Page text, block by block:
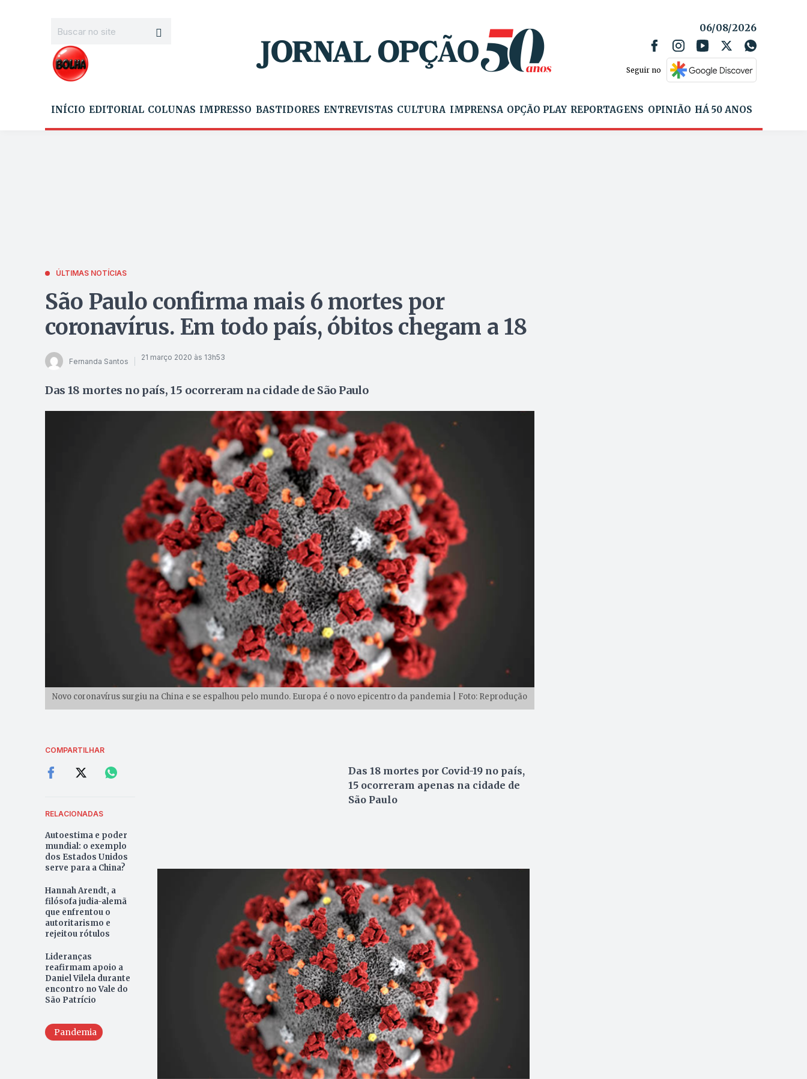
06/08/2026
Seguir no
INÍCIO EDITORIAL COLUNAS IMPRESSO BASTIDORES ENTREVISTAS CULTURA IMPRENSA OPÇÃO PLAY REPORTAGENS OPINIÃO HÁ 50 ANOS
ÚLTIMAS NOTÍCIAS
São Paulo confirma mais 6 mortes por
coronavírus. Em todo país, óbitos chegam a 18
Fernanda Santos 21 março 2020 às 13h53
Das 18 mortes no país, 15 ocorreram na cidade de São Paulo
Novo coronavírus surgiu na China e se espalhou pelo mundo. Europa é o novo epicentro da pandemia | Foto: Reprodução
COMPARTILHAR
RELACIONADAS
Autoestima e poder
mundial: o exemplo
dos Estados Unidos
serve para a China?
Hannah Arendt, a
filósofa judia-alemã
que enfrentou o
autoritarismo e
rejeitou rótulos
Lideranças
reafirmam apoio a
Daniel Vilela durante
encontro no Vale do
São Patrício
Pandemia
Das 18 mortes por Covid-19 no país,
15 ocorreram apenas na cidade de
São Paulo